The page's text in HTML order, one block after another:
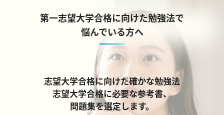
第一志望大学合格に向けた勉強法で
悩んでいる方へ
志望大学合格に向けた確かな勉強法
志望大学合格に必要な参考書、
問題集を選定します。